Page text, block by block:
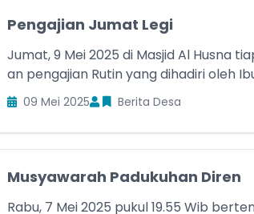
Pengajian Jumat Legi
Jumat, 9 Mei 2025 di Masjid Al Husna
an pengajian Rutin yang dihadiri oleh
09 Mei 2025 Berita Desa
Musyawarah Padukuhan Diren
Rabu, 7 Mei 2025 pukul 19.55 Wib